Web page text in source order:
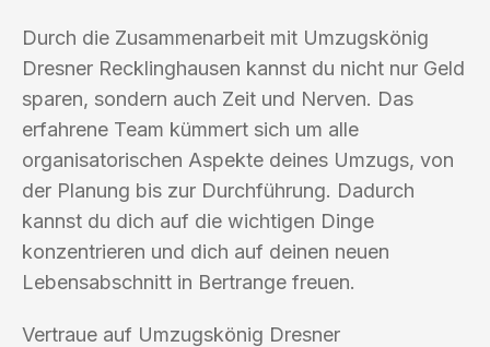
Durch die Zusammenarbeit mit Umzugskönig
Dresner Recklinghausen kannst du nicht nur Geld
sparen, sondern auch Zeit und Nerven. Das
erfahrene Team kümmert sich um alle
organisatorischen Aspekte deines Umzugs, von
der Planung bis zur Durchführung. Dadurch
kannst du dich auf die wichtigen Dinge
konzentrieren und dich auf deinen neuen
Lebensabschnitt in Bertrange freuen.
Vertraue auf Umzugskönig Dresner